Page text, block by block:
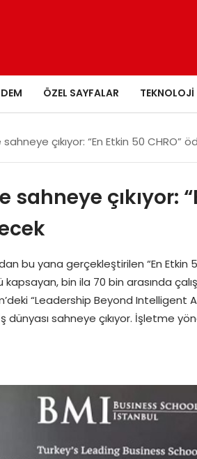
ÖZEL SAYFALAR TEKNOLOJI
sahneye çıkıyor: “En Etkin 50 CHRO”
sahneye çıkıyor:
bu yana gerçekleştirilen “En Etkin
kapsayan, bin ila 70 bin arasında
“Leadership Beyond Intelligent
sahneye çıkıyor. İşletme